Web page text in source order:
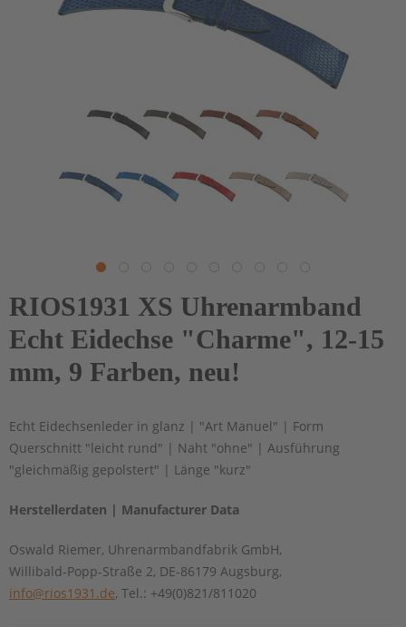
RIOS1931 XS Uhrenarmband
Echt Eidechse "Charme", 12-15
mm, 9 Farben, neu!
Echt Eidechsenleder in glanz | "Art Manuel" | Form
Querschnitt "leicht rund" | Naht "ohne" | Ausführung
"gleichmäßig gepolstert" | Länge "kurz"
Herstellerdaten | Manufacturer Data
Oswald Riemer, Uhrenarmbandfabrik GmbH,
Willibald-Popp-Straße 2, DE-86179 Augsburg,
info@rios1931.de, Tel.: +49(0)821/811020